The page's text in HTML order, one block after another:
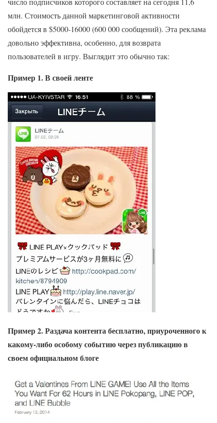
млн. Стоимость данной маркетинговой активности
обойдется в $5000-16000 (600 000 сообщений). Эта реклама
довольно эффективна, особенно, для возврата
пользователей в игру. Выглядит это обычно так:
Пример 1. В своей ленте
Пример 2. Раздача контента бесплатно, приуроченного к
какому-либо особому событию через публикацию в
своем официальном блоге